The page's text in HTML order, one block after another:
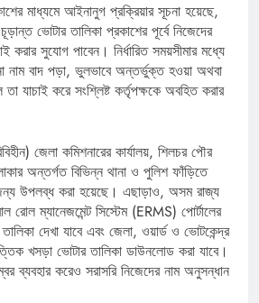
মাধ্যমে আইনানুগ প্রক্রিয়ার সূচনা হয়েছে,
ভোটার তালিকা প্রকাশের পূর্বে নিজেদের
সুযোগ পাবেন। নির্ধারিত সময়সীমার মধ্যে
নাম বাদ পড়া, ভুলভাবে অন্তর্ভুক্ত হওয়া অথবা
যাচাই করে সংশ্লিষ্ট কর্তৃপক্ষকে অবহিত করার
জেলা কমিশনারের কার্যালয়, শিলচর পৌর
অন্তর্গত বিভিন্ন থানা ও পুলিশ ফাঁড়িতে
জন্য উপলব্ধ করা হয়েছে। এছাড়াও, অসম রাজ্য
রোল ম্যানেজমেন্ট সিস্টেম (ERMS) পোর্টালের
দেখা যাবে এবং জেলা, ওয়ার্ড ও ভোটকেন্দ্র
খসড়া ভোটার তালিকা ডাউনলোড করা যাবে।
ব্যবহার করেও সরাসরি নিজেদের নাম অনুসন্ধান